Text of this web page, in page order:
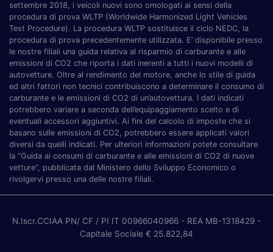
settembre 2018, i veicoli nuovi sono omologati ai sensi della
procedura di prova WLTP (Worldwide Harmonized Light Vehicles
Test Procedure). La procedura WLTP sostituisce il ciclo NEDC, la
procedura di prova precedentemente utilizzata. E’ disponibile presso
le nostre filiali una guida relativa al risparmio di carburante e alle
emissioni di CO2 che riporta i dati inerenti a tutti i nuovi modelli di
autovetture. Oltre al rendimento del motore, anche lo stile di guida
ed altri fattori non tecnici contribuiscono a determinare il consumo di
carburante e le emissioni di CO2 di un’autovettura. I dati indicati
potrebbero variare a seconda dell’equipaggiamento scelto e di
eventuali accessori aggiuntivi. Ai fini del calcolo di imposte che si
basano sulle emissioni di CO2, potrebbero essere applicati valori
diversi da quelli indicati. Per ulteriori informazioni potete consultare
la “Guida ai consumi di carburante e alle emissioni di CO2 di nuove
vetture”, pubblicata dal Ministero dello Sviluppo Economico o
rivolgervi presso una delle nostre filiali.
N.Iscr.CCIAA PN/ CF / PI IT 00966040966 - REA MB-1318429 -
Capitale Sociale € 25.822,84